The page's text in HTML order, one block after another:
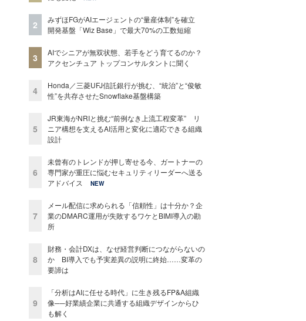
2
みずほFGがAIエージェントの“量産体制”を確立
開発基盤「Wiz Base」で最大70%の工数短縮
3
AIでシニアが無双状態、若手をどう育てるのか？
アクセンチュア トップコンサルタントに聞く
4
Honda／三菱UFJ信託銀行が挑む、“統治”と“俊敏
性”を共存させたSnowflake基盤構築
5
JR東海がNRIと挑む“前例なき上流工程変革” リ
ニア構想を支えるAI活用と変化に適応できる組織
設計
6
未曾有のトレンドが押し寄せる今、ガートナーの
専門家が重圧に悩むセキュリティリーダーへ送る
アドバイス
NEW
7
メール配信に求められる「信頼性」は十分か？企
業のDMARC運用が失敗するワケとBIMI導入の勘
所
8
財務・会計DXは、なぜ経営判断につながらないの
か BI導入でも予実差異の説明に終始……変革の
要諦は
9
「分析はAIに任せる時代」に生き残るFP&A組織
像──好業績企業に共通する組織デザインからひ
も解く